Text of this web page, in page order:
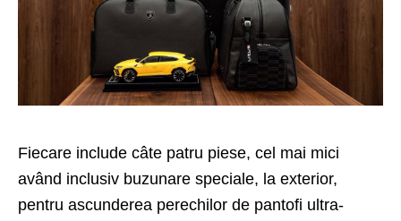
Fiecare include câte patru piese, cel mai mici
având inclusiv buzunare speciale, la exterior,
pentru ascunderea perechilor de pantofi ultra-